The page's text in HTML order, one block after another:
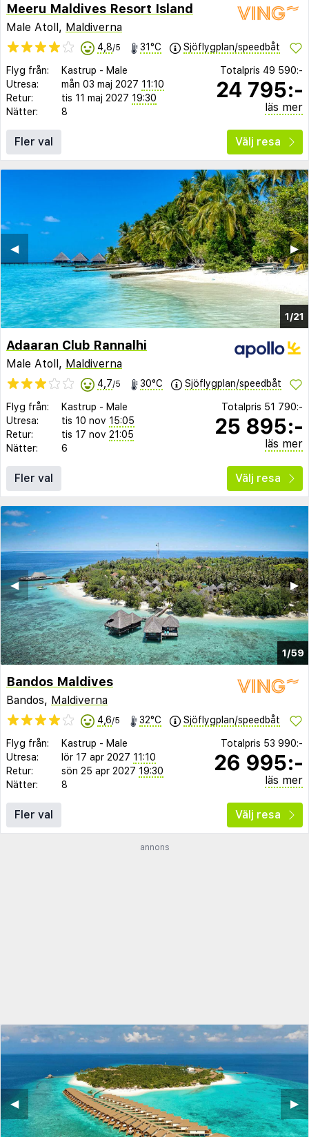
Meeru Maldives Resort Island
Male Atoll, Maldiverna
4,8/5 31°C Sjöflygplan/speedbåt
Flyg från: Kastrup - Male
Utresa:
mån 03 maj 2027 11:10
Retur:
tis 11 maj 2027 19:30
Nätter:
8
Totalpris 49 590:-
24 795:-
läs mer
Fler val Välj resa
1/21
▶︎
◀︎
Adaaran Club Rannalhi
Male Atoll, Maldiverna
4,7/5 30°C Sjöflygplan/speedbåt
Flyg från: Kastrup - Male
Utresa:
tis 10 nov 15:05
Retur:
tis 17 nov 21:05
Nätter:
6
Totalpris 51 790:-
25 895:-
läs mer
Fler val Välj resa
1/59
▶︎
◀︎
Bandos Maldives
Bandos, Maldiverna
4,6/5 32°C Sjöflygplan/speedbåt
Flyg från: Kastrup - Male
Utresa:
lör 17 apr 2027 11:10
Retur:
sön 25 apr 2027 19:30
Nätter:
8
Totalpris 53 990:-
26 995:-
läs mer
Fler val Välj resa
annons
▶︎
◀︎